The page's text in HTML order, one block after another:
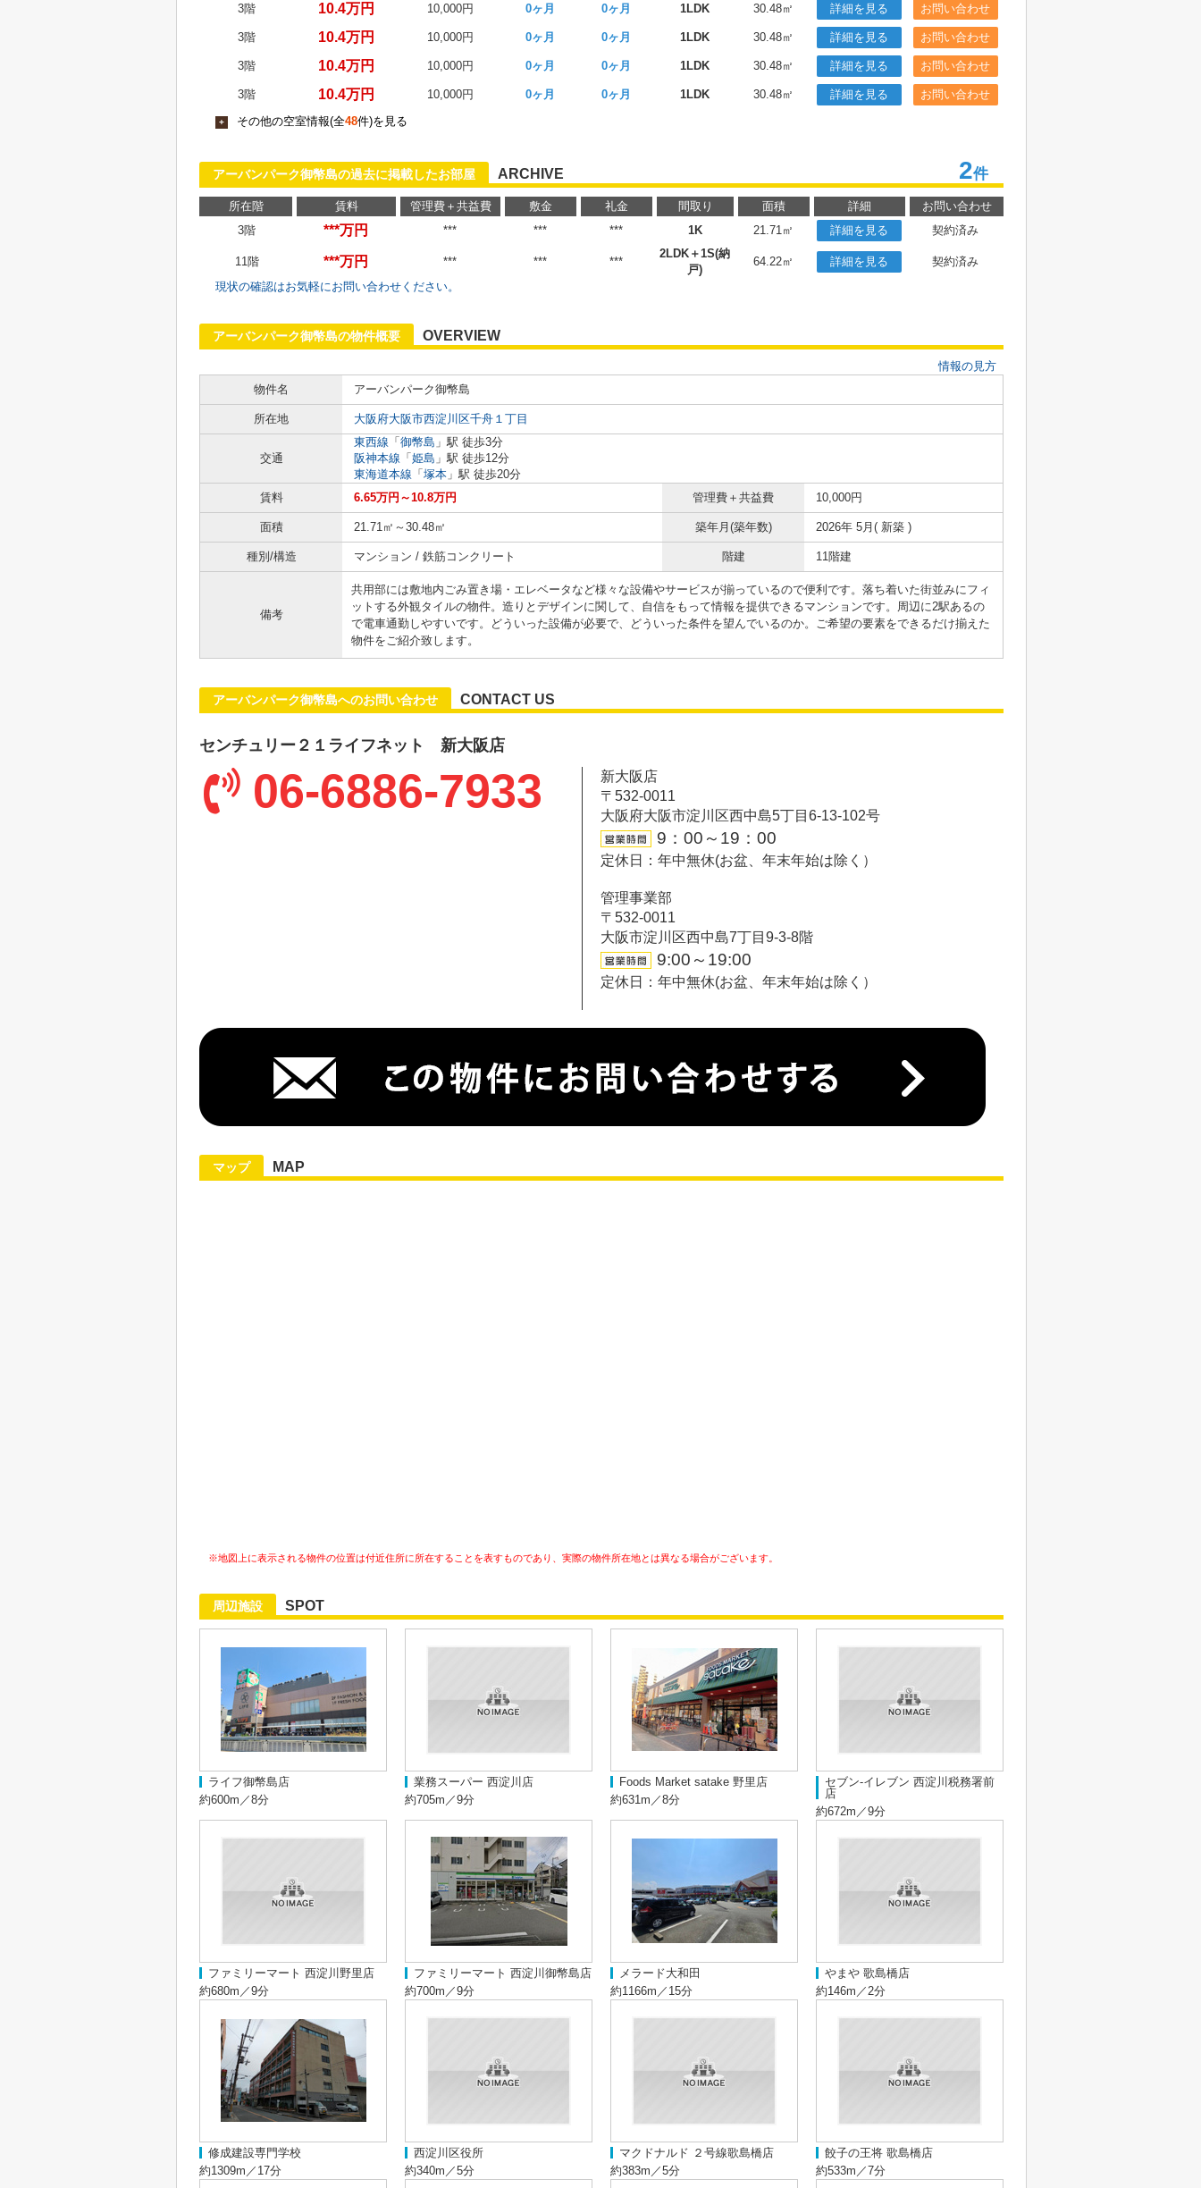
3階 10.4万円 10,000円 0ヶ月 0ヶ月 1LDK 30.48㎡ 詳細を見る お問い合わせ
3階 10.4万円 10,000円 0ヶ月 0ヶ月 1LDK 30.48㎡ 詳細を見る お問い合わせ
3階 10.4万円 10,000円 0ヶ月 0ヶ月 1LDK 30.48㎡ 詳細を見る お問い合わせ
3階 10.4万円 10,000円 0ヶ月 0ヶ月 1LDK 30.48㎡ 詳細を見る お問い合わせ
+ その他の空室情報(全48件)を見る
アーバンパーク御幣島の過去に掲載したお部屋 ARCHIVE 2件
所在階 賃料 管理費＋共益費 敷金 礼金 間取り 面積 詳細
お問い合わせ
3階
***万円 *** *** *** 1K 21.71㎡ 詳細を見る 契約済み
11階 ***万円 *** *** ***
2LDK＋1S(納
戸)
64.22㎡ 詳細を見る
契約済み
現状の確認はお気軽にお問い合わせください。
アーバンパーク御幣島の物件概要 OVERVIEW
情報の見方
物件名
アーバンパーク御幣島
所在地 大阪府大阪市西淀川区千舟１丁目
交通
東西線 「 御幣島 」駅 徒歩3分
阪神本線 「 姫島 」駅 徒歩12分
東海道本線 「 塚本 」駅 徒歩20分
賃料
6.65万円～10.8万円 管理費＋共益費 10,000円
面積 21.71㎡～30.48㎡ 築年月(築年数) 2026年 5月( 新築 )
種別/構造 マンション / 鉄筋コンクリート 階建 11階建
備考
共用部には敷地内ごみ置き場・エレベータなど様々な設備やサービスが揃っているので便利です。落ち着いた街並みにフィ
ットする外観タイルの物件。造りとデザインに関して、自信をもって情報を提供できるマンションです。周辺に2駅あるの
で電車通勤しやすいです。どういった設備が必要で、どういった条件を望んでいるのか。ご希望の要素をできるだけ揃えた
物件をご紹介致します。
アーバンパーク御幣島へのお問い合わせ CONTACT US
センチュリー２１ライフネット 新大阪店
06-6886-7933
新大阪店
〒532-0011
大阪府大阪市淀川区西中島5丁目6-13-102号
9：00～19：00
定休日：年中無休(お盆、年末年始は除く）
管理事業部
〒532-0011
大阪市淀川区西中島7丁目9-3-8階
9:00～19:00
定休日：年中無休(お盆、年末年始は除く）
マップ MAP
※地図上に表示される物件の位置は付近住所に所在することを表すものであり、実際の物件所在地とは異なる場合がございます。
周辺施設 SPOT
ライフ御幣島店
約600m／8分
業務スーパー 西淀川店
約705m／9分
Foods Market satake 野里店
約631m／8分
セブン-イレブン 西淀川税務署前
店
約672m／9分
ファミリーマート 西淀川野里店
約680m／9分
ファミリーマート 西淀川御幣島店
約700m／9分
メラード大和田
約1166m／15分
やまや 歌島橋店
約146m／2分
修成建設専門学校
約1309m／17分
西淀川区役所
約340m／5分
マクドナルド ２号線歌島橋店
約383m／5分
餃子の王将 歌島橋店
約533m／7分